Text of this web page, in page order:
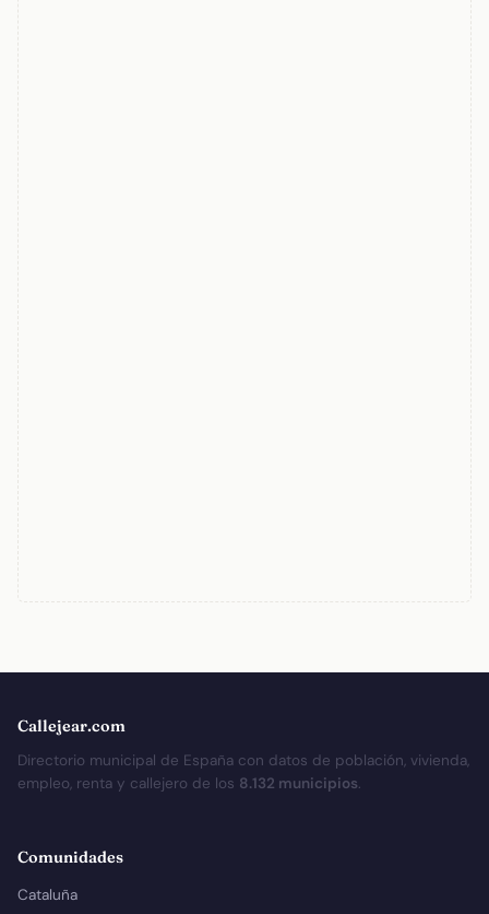
Callejear.com
Directorio municipal de España con datos de población, vivienda,
empleo, renta y callejero de los 8.132 municipios.
Comunidades
Cataluña